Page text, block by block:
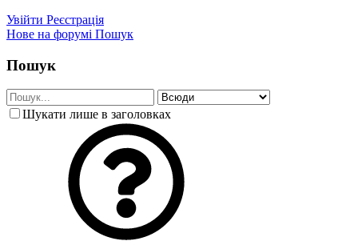
Увійти Реєстрація
Нове на форумі Пошук
Пошук
Шукати лише в заголовках